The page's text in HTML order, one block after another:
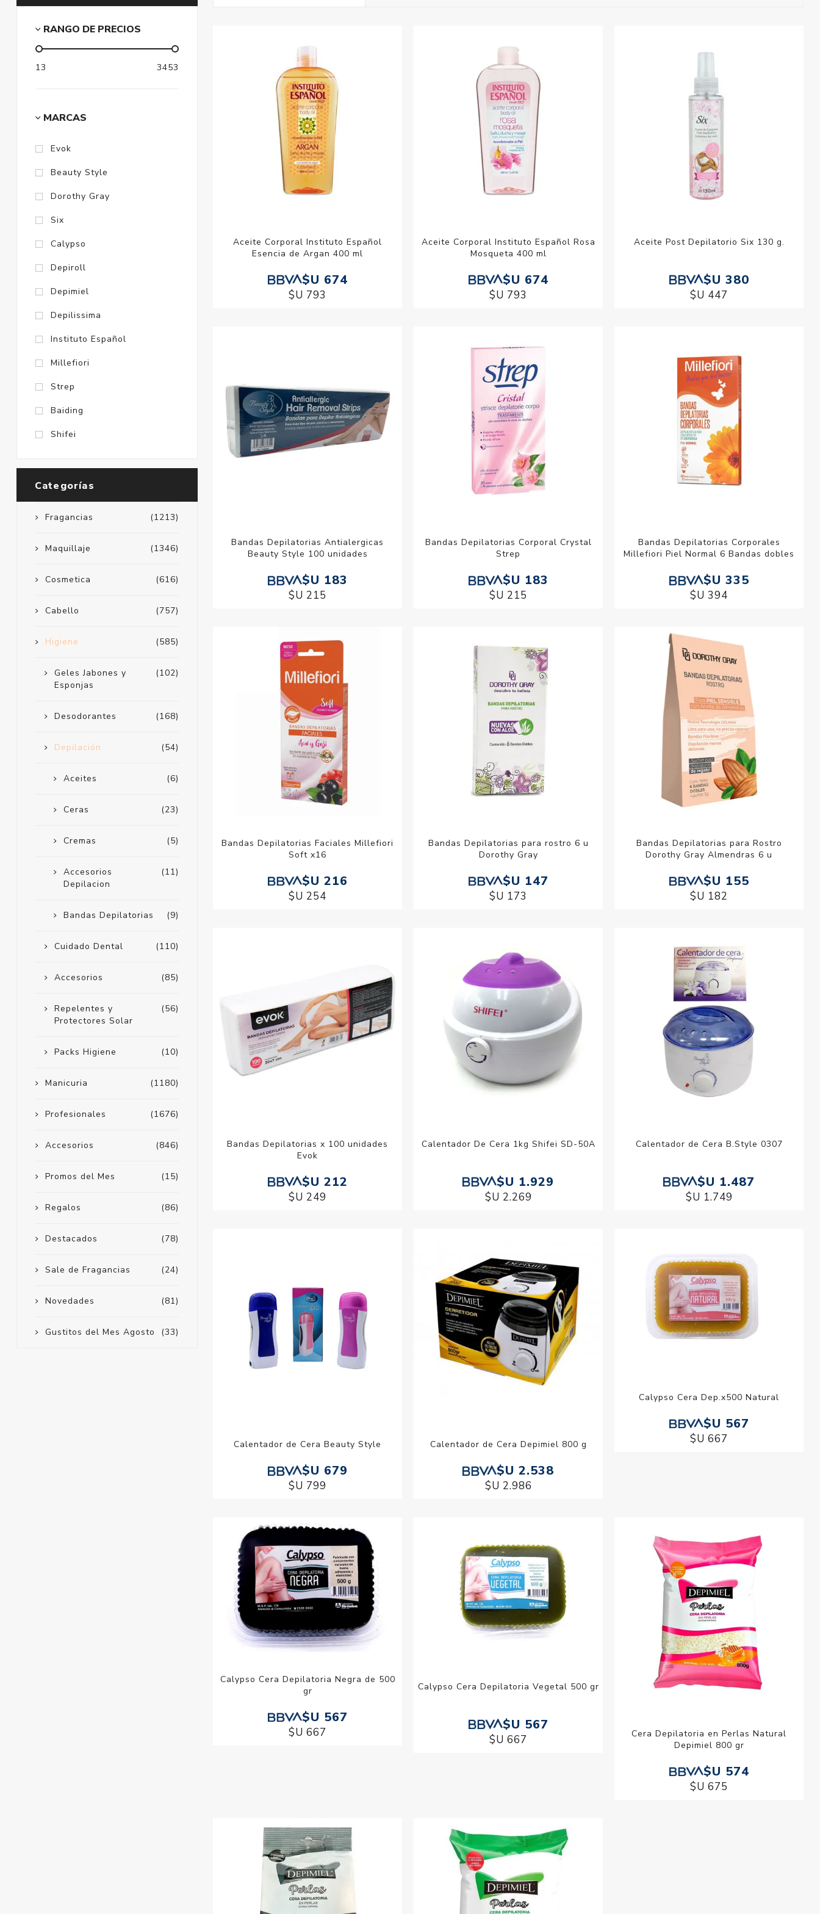
Aceite Corporal Instituto Español
Esencia de Argan 400 ml
$U 674
$U 793
Aceite Corporal Instituto Español Rosa
Mosqueta 400 ml
$U 674
$U 793
Aceite Post Depilatorio Six 130 g.
$U 380
$U 447
Bandas Depilatorias Antialergicas
Beauty Style 100 unidades
$U 183
$U 215
Bandas Depilatorias Corporal Crystal
Strep
$U 183
$U 215
Bandas Depilatorias Corporales
Millefiori Piel Normal 6 Bandas dobles
$U 335
$U 394
Bandas Depilatorias Faciales Millefiori
Soft x16
$U 216
$U 254
Bandas Depilatorias para rostro 6 u
Dorothy Gray
$U 147
$U 173
Bandas Depilatorias para Rostro
Dorothy Gray Almendras 6 u
$U 155
$U 182
Bandas Depilatorias x 100 unidades
Evok
$U 212
$U 249
Calentador De Cera 1kg Shifei SD-50A
$U 1.929
$U 2.269
Calentador de Cera B.Style 0307
$U 1.487
$U 1.749
Calentador de Cera Beauty Style
$U 679
$U 799
Calentador de Cera Depimiel 800 g
$U 2.538
$U 2.986
Calypso Cera Dep.x500 Natural
$U 567
$U 667
Calypso Cera Depilatoria Negra de 500
gr
$U 567
$U 667
Calypso Cera Depilatoria Vegetal 500 gr
$U 567
$U 667
Cera Depilatoria en Perlas Natural
Depimiel 800 gr
$U 574
$U 675
RANGO DE PRECIOS
13 3453
MARCAS
Evok
Beauty Style
Dorothy Gray
Six
Calypso
Depiroll
Depimiel
Depilissima
Instituto Español
Millefiori
Strep
Baiding
Shifei
Categorías
(1213)
Fragancias
(1346)
Maquillaje
(616)
Cosmetica
(757)
Cabello
(585)
Higiene
(102)
Geles Jabones y
Esponjas
(168)
Desodorantes
(54)
Depilación
(6)
Aceites
(23)
Ceras
(5)
Cremas
(11)
Accesorios
Depilacion
(9)
Bandas Depilatorias
(110)
Cuidado Dental
(85)
Accesorios
(56)
Repelentes y
Protectores Solar
(10)
Packs Higiene
(1180)
Manicuria
(1676)
Profesionales
(846)
Accesorios
(15)
Promos del Mes
(86)
Regalos
(78)
Destacados
(24)
Sale de Fragancias
(81)
Novedades
(33)
Gustitos del Mes Agosto